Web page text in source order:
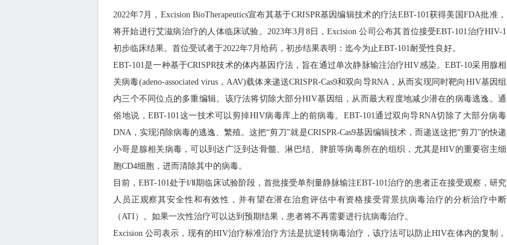
2022年7月，Excision BioTherapeutics宣布其基于CRISPR基因编辑技术的疗法EBT-101获得美国FDA批准，
将开始进行艾滋病治疗的人体临床试验。2023年3月8日，Excision 公司公布其首位接受EBT-101治疗HIV-1
初步临床结果。首位受试者于2022年7月给药，初步结果表明：迄今为止EBT-101耐受性良好。
EBT-101是一种基于CRISPR技术的体内基因疗法，旨在通过单次静脉输注治疗HIV感染。EBT-10采用腺相
关病毒(adeno-associated virus，AAV)载体来递送CRISPR-Cas9和双向导RNA，从而实现同时靶向HIV基因组
内三个不同位点的多重编辑。该疗法将切除大部分HIV基因组，从而最大程度地减少潜在的病毒逃逸。通
俗地说，EBT-101这一技术可以剪掉HIV病毒库上的前病毒。EBT-101通过双向导RNA切除了大部分病毒
DNA，实现消除病毒的逃逸、繁殖。这把“剪刀”就是CRISPR-Cas9基因编辑技术，而递送这把“剪刀”的快递
小哥是腺相关病毒，可以到达广泛到达骨髓、淋巴结、脾脏等病毒所在的组织，尤其是HIV的重要宿主细
胞CD4细胞，进而清除其中的病毒。
目前，EBT-101处于Ⅰ/Ⅱ期临床试验阶段，首批接受单剂量静脉输注EBT-101治疗的患者正在接受观察，研究
人员正观察其安全性和有效性，并有望在潜在治愈评估中有资格接受背景抗病毒治疗的分析治疗中断
（ATI）。如果一次性治疗可以达到预期结果，患者将不再需要进行抗病毒治疗。
Excision 公司表示，现有的HIV治疗标准治疗方法是抗逆转病毒治疗，该疗法可以防止HIV在体内的复制，